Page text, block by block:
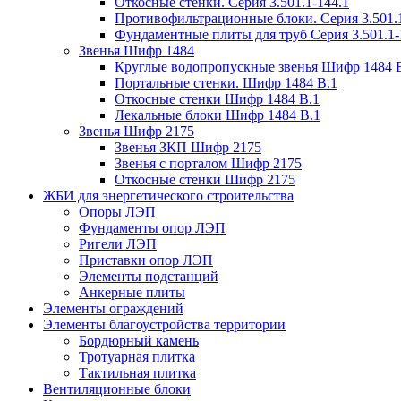
Противофильтрационные блоки. Серия
Фундаментные плиты для труб Серия 3.501.1-
Звенья Шифр 1484
Круглые водопропускные звенья Шифр 1484
Портальные стенки. Шифр 1484 В.1
Откосные стенки Шифр 1484 В.1
Лекальные блоки Шифр 1484 В.1
Звенья Шифр 2175
Звенья ЗКП Шифр 2175
Звенья с порталом Шифр 2175
Откосные стенки Шифр 2175
ЖБИ для энергетического строительства
Опоры ЛЭП
Фундаменты опор ЛЭП
Ригели ЛЭП
Приставки опор ЛЭП
Элементы подстанций
Анкерные плиты
Элементы ограждений
Элементы благоустройства территории
Бордюрный камень
Тротуарная плитка
Тактильная плитка
Вентиляционные блоки